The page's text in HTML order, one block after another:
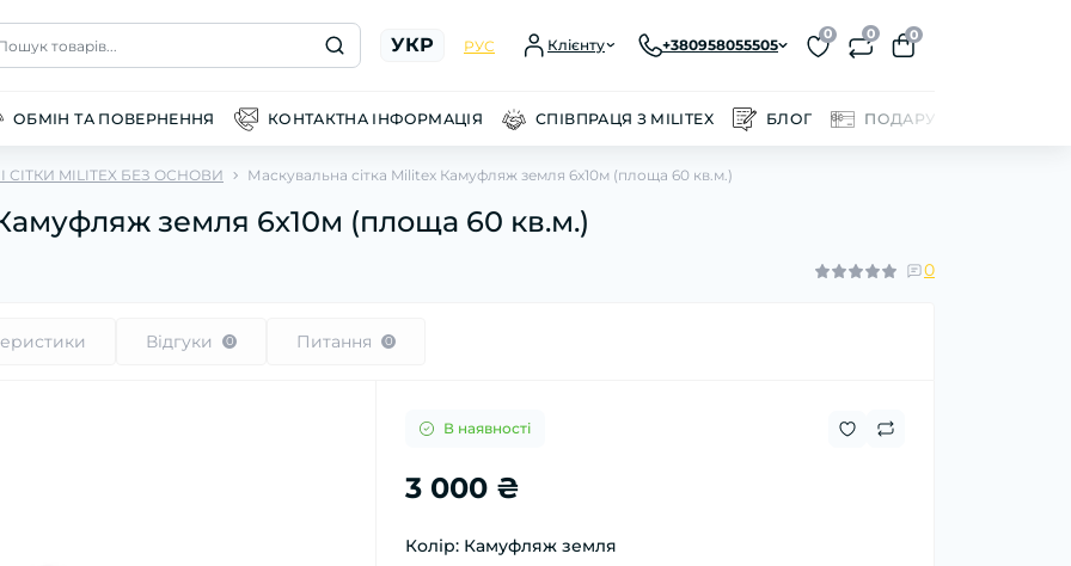
товарів... УКР РУС Клієнту +380958055505
0 0 0
ОБМІН ТА ПОВЕРНЕННЯ КОНТАКТНА ІНФОРМАЦІЯ СПІВПРАЦЯ З MILITEX БЛОГ ПОДАРУНКОВІ
MILITEX БЕЗ ОСНОВИ Маскувальна сітка Militex Камуфляж земля 6х10м (площа 60 кв.м.)
земля 6х10м (площа 60 кв.м.)
0
Відгуки 0 Питання 0
В наявності
3 000 ₴
Колір: Камуфляж земля